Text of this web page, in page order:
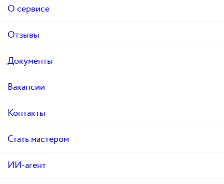
О сервисе
Отзывы
Документы
Вакансии
Контакты
Стать мастером
ИИ-агент